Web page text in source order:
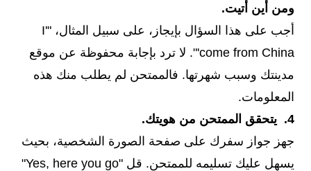
ومن أين أتيت.
أجب على هذا السؤال بإيجاز، على سبيل المثال، "'I
come from China'". لا ترد بإجابة محفوظة عن موقع
مدينتك وسبب شهرتها. فالممتحن لم يطلب منك هذه
المعلومات.
4. يتحقق الممتحن من هويتك.
جهز جواز سفرك على صفحة الصورة الشخصية، بحيث
يسهل عليك تسليمه للممتحن. قل "Yes, here you go"